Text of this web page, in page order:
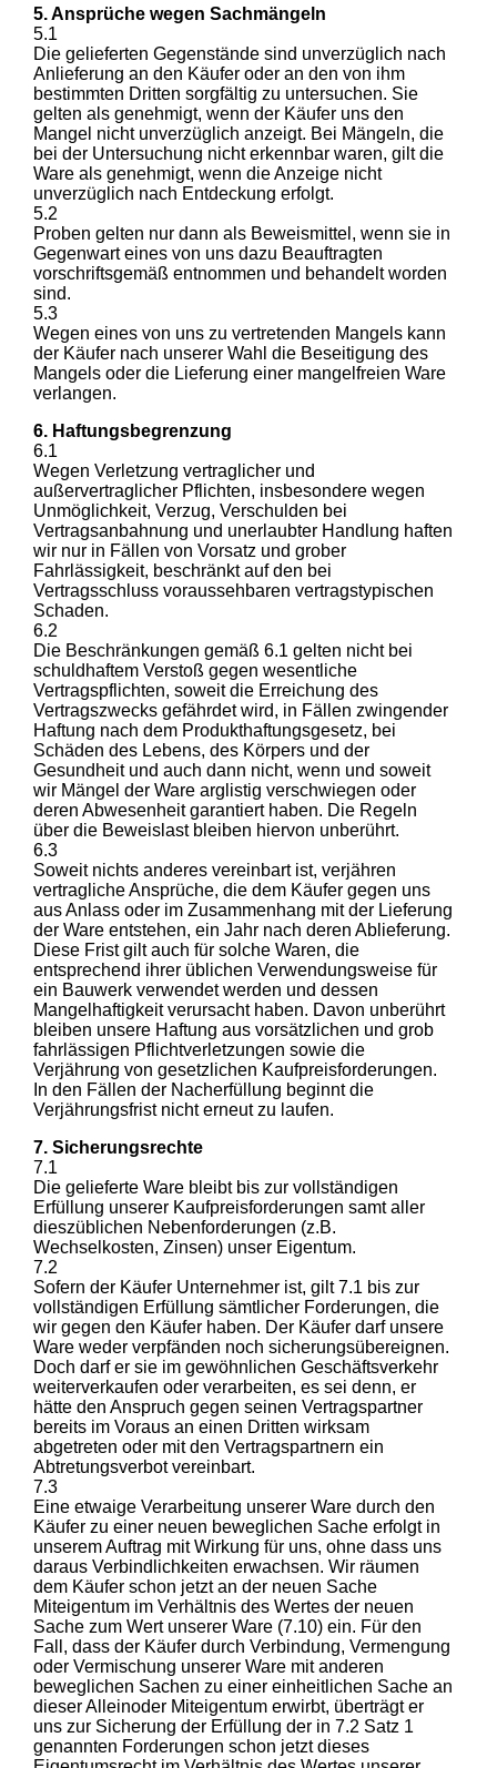
5. Ansprüche wegen Sachmängeln
5.1
Die gelieferten Gegenstände sind unverzüglich nach
Anlieferung an den Käufer oder an den von ihm
bestimmten Dritten sorgfältig zu untersuchen. Sie
gelten als genehmigt, wenn der Käufer uns den
Mangel nicht unverzüglich anzeigt. Bei Mängeln, die
bei der Untersuchung nicht erkennbar waren, gilt die
Ware als genehmigt, wenn die Anzeige nicht
unverzüglich nach Entdeckung erfolgt.
5.2
Proben gelten nur dann als Beweismittel, wenn sie in
Gegenwart eines von uns dazu Beauftragten
vorschriftsgemäß entnommen und behandelt worden
sind.
5.3
Wegen eines von uns zu vertretenden Mangels kann
der Käufer nach unserer Wahl die Beseitigung des
Mangels oder die Lieferung einer mangelfreien Ware
verlangen.
6. Haftungsbegrenzung
6.1
Wegen Verletzung vertraglicher und
außervertraglicher Pflichten, insbesondere wegen
Unmöglichkeit, Verzug, Verschulden bei
Vertragsanbahnung und unerlaubter Handlung haften
wir nur in Fällen von Vorsatz und grober
Fahrlässigkeit, beschränkt auf den bei
Vertragsschluss voraussehbaren vertragstypischen
Schaden.
6.2
Die Beschränkungen gemäß 6.1 gelten nicht bei
schuldhaftem Verstoß gegen wesentliche
Vertragspflichten, soweit die Erreichung des
Vertragszwecks gefährdet wird, in Fällen zwingender
Haftung nach dem Produkthaftungsgesetz, bei
Schäden des Lebens, des Körpers und der
Gesundheit und auch dann nicht, wenn und soweit
wir Mängel der Ware arglistig verschwiegen oder
deren Abwesenheit garantiert haben. Die Regeln
über die Beweislast bleiben hiervon unberührt.
6.3
Soweit nichts anderes vereinbart ist, verjähren
vertragliche Ansprüche, die dem Käufer gegen uns
aus Anlass oder im Zusammenhang mit der Lieferung
der Ware entstehen, ein Jahr nach deren Ablieferung.
Diese Frist gilt auch für solche Waren, die
entsprechend ihrer üblichen Verwendungsweise für
ein Bauwerk verwendet werden und dessen
Mangelhaftigkeit verursacht haben. Davon unberührt
bleiben unsere Haftung aus vorsätzlichen und grob
fahrlässigen Pflichtverletzungen sowie die
Verjährung von gesetzlichen Kaufpreisforderungen.
In den Fällen der Nacherfüllung beginnt die
Verjährungsfrist nicht erneut zu laufen.
7. Sicherungsrechte
7.1
Die gelieferte Ware bleibt bis zur vollständigen
Erfüllung unserer Kaufpreisforderungen samt aller
dieszüblichen Nebenforderungen (z.B.
Wechselkosten, Zinsen) unser Eigentum.
7.2
Sofern der Käufer Unternehmer ist, gilt 7.1 bis zur
vollständigen Erfüllung sämtlicher Forderungen, die
wir gegen den Käufer haben. Der Käufer darf unsere
Ware weder verpfänden noch sicherungsübereignen.
Doch darf er sie im gewöhnlichen Geschäftsverkehr
weiterverkaufen oder verarbeiten, es sei denn, er
hätte den Anspruch gegen seinen Vertragspartner
bereits im Voraus an einen Dritten wirksam
abgetreten oder mit den Vertragspartnern ein
Abtretungsverbot vereinbart.
7.3
Eine etwaige Verarbeitung unserer Ware durch den
Käufer zu einer neuen beweglichen Sache erfolgt in
unserem Auftrag mit Wirkung für uns, ohne dass uns
daraus Verbindlichkeiten erwachsen. Wir räumen
dem Käufer schon jetzt an der neuen Sache
Miteigentum im Verhältnis des Wertes der neuen
Sache zum Wert unserer Ware (7.10) ein. Für den
Fall, dass der Käufer durch Verbindung, Vermengung
oder Vermischung unserer Ware mit anderen
beweglichen Sachen zu einer einheitlichen Sache an
dieser Alleinoder Miteigentum erwirbt, überträgt er
uns zur Sicherung der Erfüllung der in 7.2 Satz 1
genannten Forderungen schon jetzt dieses